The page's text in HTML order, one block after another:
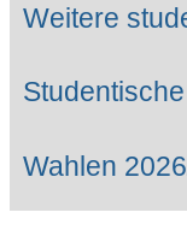
Weitere
Wahlen